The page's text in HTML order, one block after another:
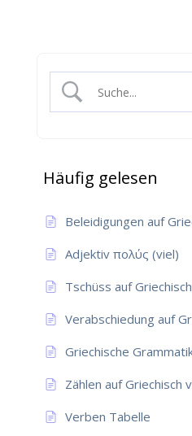
Häufig gelesen
Beleidigungen auf
Adjektiv πολύς (viel)
Tschüss auf Griechisch
Verabschiedung auf
Griechische
Zählen auf Griechisch
Verben Tabelle